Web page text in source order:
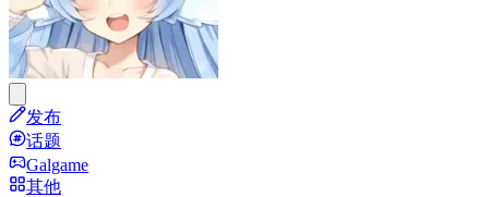
发布
话题
Galgame
其他